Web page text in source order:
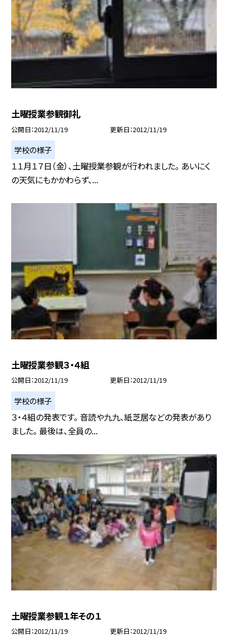
土曜授業参観御礼
公開日 2012/11/19 更新日 2012/11/19
学校の様子
１１月１７日（金）、土曜授業参観が行われました。 あいにく
の天気にもかかわらず、...
土曜授業参観３・４組
公開日 2012/11/19 更新日 2012/11/19
学校の様子
３・４組の発表です。 音読や九九、紙芝居などの発表があり
ました。 最後は、全員の...
土曜授業参観１年その１
公開日 2012/11/19 更新日 2012/11/19